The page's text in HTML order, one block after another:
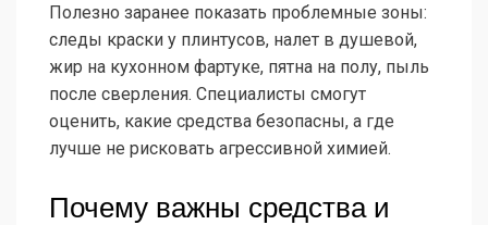
Полезно заранее показать проблемные зоны:
следы краски у плинтусов, налет в душевой,
жир на кухонном фартуке, пятна на полу, пыль
после сверления. Специалисты смогут
оценить, какие средства безопасны, а где
лучше не рисковать агрессивной химией.
Почему важны средства и